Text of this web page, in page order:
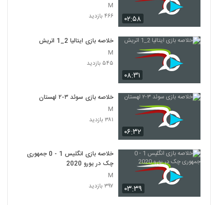
۰۲:۵۸
M
۴۶۶ بازدید
۰۸:۳۱
خلاصه بازی ایتالیا 2_1 اتريش
M
۵۴۵ بازدید
۰۶:۳۲
خلاصه بازی سوئد ۳-۲ لهستان
M
۳۸۱ بازدید
۰۳:۳۹
خلاصه بازی انگلیس 1 - 0 جمهوری
چک در یورو 2020
M
۳۹۷ بازدید